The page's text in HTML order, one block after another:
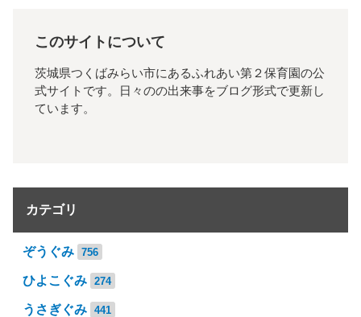
このサイトについて
茨城県つくばみらい市にあるふれあい第２保育園の公
式サイトです。日々のの出来事をブログ形式で更新し
ています。
カテゴリ
ぞうぐみ 756
ひよこぐみ 274
うさぎぐみ 441